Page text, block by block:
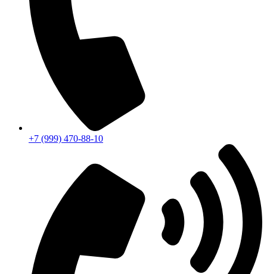
+7 (999) 470-88-10